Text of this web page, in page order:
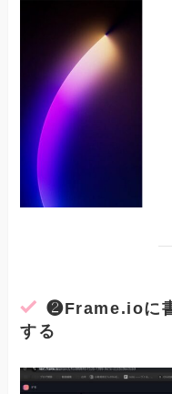
❷Frame.ioに
する